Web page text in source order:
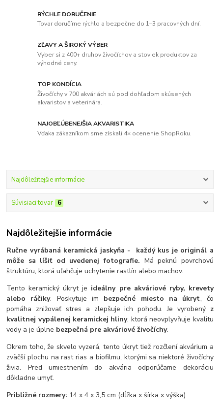
RÝCHLE DORUČENIE
Tovar doručíme rýchlo a bezpečne do 1–3 pracovných dní.
ZĽAVY A ŠIROKÝ VÝBER
Vyber si z 400+ druhov živočíchov a stoviek produktov za
výhodné ceny.
TOP KONDÍCIA
Živočíchy v 700 akváriách sú pod dohľadom skúsených
akvaristov a veterinára.
NAJOBĽÚBENEJŠIA AKVARISTIKA
Vďaka zákazníkom sme získali 4× ocenenie ShopRoku.
Najdôležitejšie informácie
Súvisiaci tovar 6
Najdôležitejšie informácie
Ručne vyrábaná keramická jaskyňa - každý kus je originál a
môže sa líšiť od uvedenej fotografie. Má peknú povrchovú
štruktúru, ktorá uľahčuje uchytenie rastlín alebo machov.
Tento keramický úkryt je ideálny pre akváriové ryby, krevety
alebo ráčiky. Poskytuje im bezpečné miesto na úkryt, čo
pomáha znižovať stres a zlepšuje ich pohodu. Je vyrobený z
kvalitnej vypálenej keramickej hliny, ktorá neovplyvňuje kvalitu
vody a je úplne bezpečná pre akváriové živočíchy.
Okrem toho, že skvelo vyzerá, tento úkryt tiež rozčlení akvárium a
zväčší plochu na rast rias a biofilmu, ktorými sa niektoré živočíchy
živia. Pred umiestnením do akvária odporúčame dekoráciu
dôkladne umyť.
Približné rozmery: 14 x 4 x 3,5 cm (dĺžka x šírka x výška)